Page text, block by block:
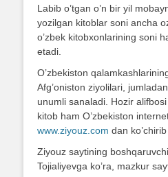
Labib o’tgan o’n bir yil
yozilgan kitoblar soni ancha
o’zbek kitobxonlarining soni
etadi.
O’zbekiston
Afg’oniston ziyolilari,
unumli sanaladi. Hozir
kitob ham O’zbekiston
www.ziyouz.com dan
Ziyouz saytining
Tojialiyevga ko’ra, mazkur